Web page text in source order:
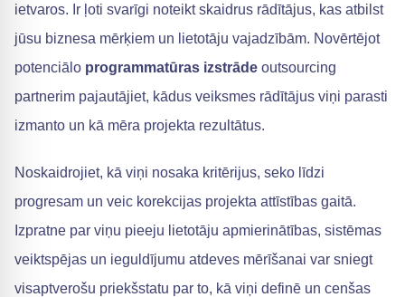
ietvaros. Ir ļoti svarīgi noteikt skaidrus rādītājus, kas atbilst
jūsu biznesa mērķiem un lietotāju vajadzībām. Novērtējot
potenciālo programmatūras izstrāde outsourcing
partnerim pajautājiet, kādus veiksmes rādītājus viņi parasti
izmanto un kā mēra projekta rezultātus.
Noskaidrojiet, kā viņi nosaka kritērijus, seko līdzi
progresam un veic korekcijas projekta attīstības gaitā.
Izpratne par viņu pieeju lietotāju apmierinātības, sistēmas
veiktspējas un ieguldījumu atdeves mērīšanai var sniegt
visaptverošu priekšstatu par to, kā viņi definē un cenšas